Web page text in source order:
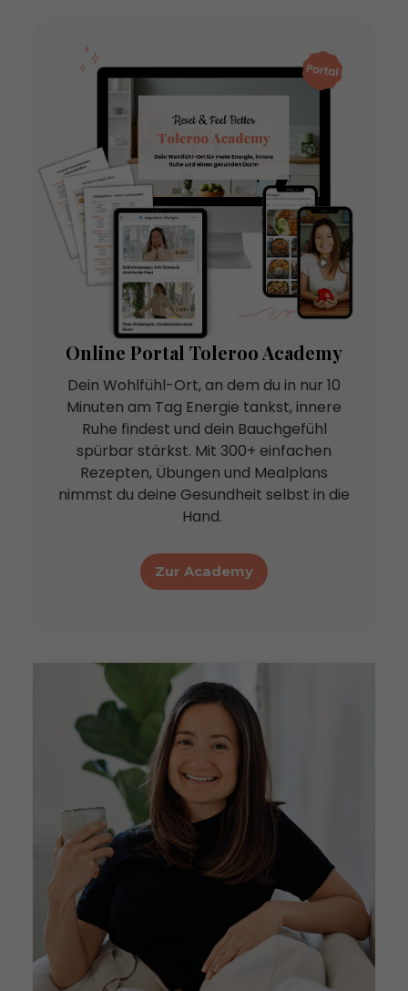
1:1 Coachings
Online Portal Toleroo Academy
Dein Wohlfühl-Ort, an dem du in nur 10
Minuten am Tag Energie tankst, innere
Ruhe findest und dein Bauchgefühl
spürbar stärkst. Mit 300+ einfachen
Rezepten, Übungen und Mealplans
nimmst du deine Gesundheit selbst in die
Hand.
Zur Academy